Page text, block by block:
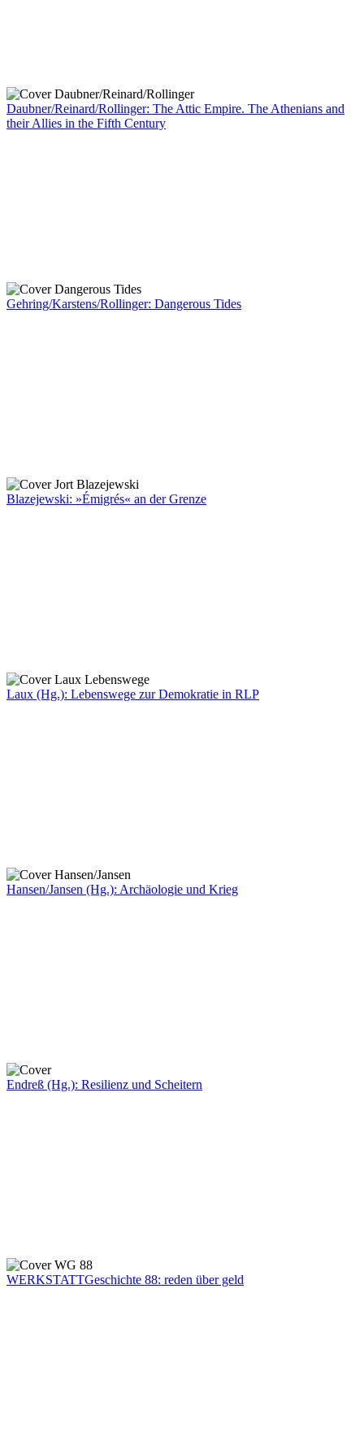
Daubner/Reinard/Rollinger: The Attic Empire. The Athenians and
their Allies in the Fifth Century
Gehring/Karstens/Rollinger: Dangerous Tides
Blazejewski: »Émigrés« an der Grenze
Laux (Hg.): Lebenswege zur Demokratie in RLP
Hansen/Jansen (Hg.): Archäologie und Krieg
Endreß (Hg.): Resilienz und Scheitern
WERKSTATTGeschichte 88: reden über geld